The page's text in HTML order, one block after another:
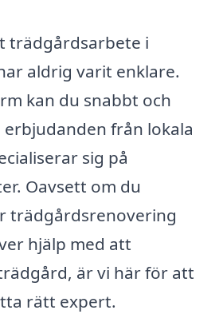
trädgårdsarbete i
aldrig varit enklare.
kan du snabbt och
erbjudanden från lokala
sig på
Oavsett om du
trädgårdsrenovering
hjälp med att
är vi här för att
rätt expert.